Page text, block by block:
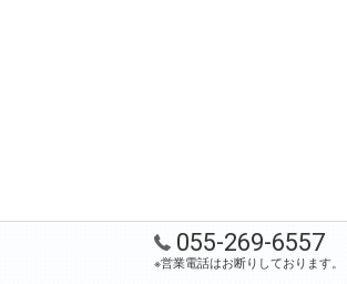
055-269-6557
※営業電話はお断りしております。